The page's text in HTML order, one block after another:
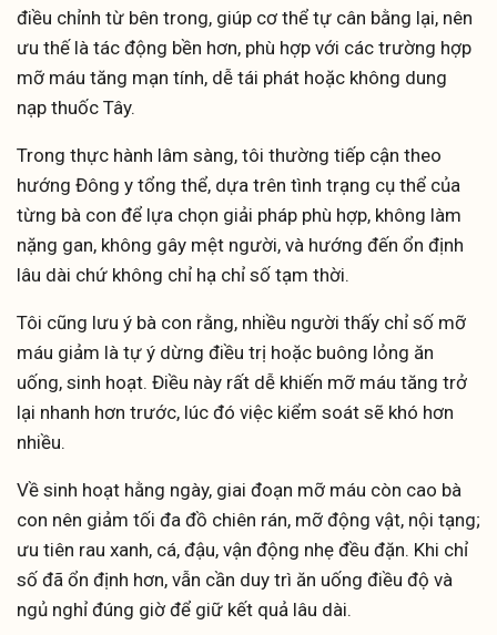
điều chỉnh từ bên trong, giúp cơ thể tự cân bằng lại, nên
ưu thế là tác động bền hơn, phù hợp với các trường hợp
mỡ máu tăng mạn tính, dễ tái phát hoặc không dung
nạp thuốc Tây.
Trong thực hành lâm sàng, tôi thường tiếp cận theo
hướng Đông y tổng thể, dựa trên tình trạng cụ thể của
từng bà con để lựa chọn giải pháp phù hợp, không làm
nặng gan, không gây mệt người, và hướng đến ổn định
lâu dài chứ không chỉ hạ chỉ số tạm thời.
Tôi cũng lưu ý bà con rằng, nhiều người thấy chỉ số mỡ
máu giảm là tự ý dừng điều trị hoặc buông lỏng ăn
uống, sinh hoạt. Điều này rất dễ khiến mỡ máu tăng trở
lại nhanh hơn trước, lúc đó việc kiểm soát sẽ khó hơn
nhiều.
Về sinh hoạt hằng ngày, giai đoạn mỡ máu còn cao bà
con nên giảm tối đa đồ chiên rán, mỡ động vật, nội tạng;
ưu tiên rau xanh, cá, đậu, vận động nhẹ đều đặn. Khi chỉ
số đã ổn định hơn, vẫn cần duy trì ăn uống điều độ và
ngủ nghỉ đúng giờ để giữ kết quả lâu dài.